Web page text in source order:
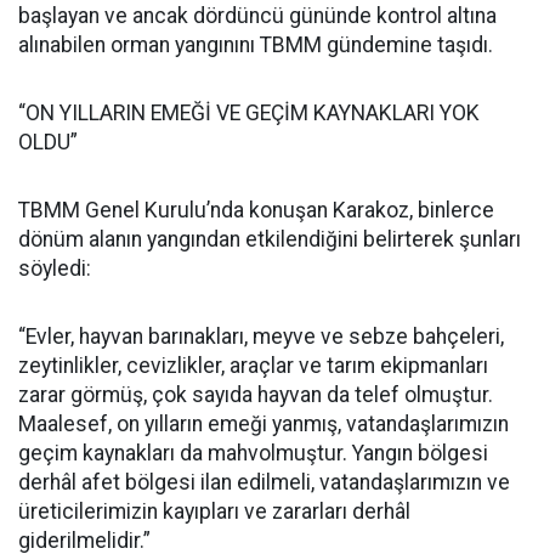
başlayan ve ancak dördüncü gününde kontrol altına
alınabilen orman yangınını TBMM gündemine taşıdı.
“ON YILLARIN EMEĞİ VE GEÇİM KAYNAKLARI YOK
OLDU”
TBMM Genel Kurulu’nda konuşan Karakoz, binlerce
dönüm alanın yangından etkilendiğini belirterek şunları
söyledi:
“Evler, hayvan barınakları, meyve ve sebze bahçeleri,
zeytinlikler, cevizlikler, araçlar ve tarım ekipmanları
zarar görmüş, çok sayıda hayvan da telef olmuştur.
Maalesef, on yılların emeği yanmış, vatandaşlarımızın
geçim kaynakları da mahvolmuştur. Yangın bölgesi
derhâl afet bölgesi ilan edilmeli, vatandaşlarımızın ve
üreticilerimizin kayıpları ve zararları derhâl
giderilmelidir.”